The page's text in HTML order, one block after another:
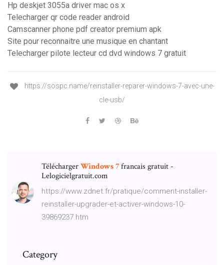
Hp deskjet 3055a driver mac os x
Telecharger qr code reader android
Camscanner phone pdf creator premium apk
Site pour reconnaitre une musique en chantant
Telecharger pilote lecteur cd dvd windows 7 gratuit
https://sospc.name/reinstaller-reparer-windows-7-avec-une-
cle-usb/
TéléchargerWindows7francais gratuit -
Lelogicielgratuit.com
https://www.zdnet.fr/pratique/comment-installer-
reinstaller-upgrader-et-activer-windows-10-
39869237.htm
Category